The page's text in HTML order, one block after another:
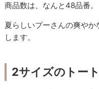
商品数は、なんと48品番。
夏らしいプーさんの爽や
します。
2サイズのトー